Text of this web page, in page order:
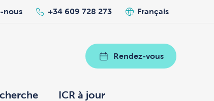
nous +34 609 728 273 Français
Rendez-vous
ICR à jour